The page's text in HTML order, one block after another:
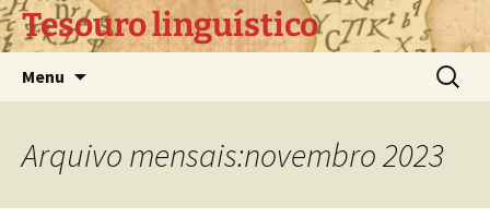
Pular
paraTesouro linguístico
Menu
por:
Arquivo mensais:novembro 2023